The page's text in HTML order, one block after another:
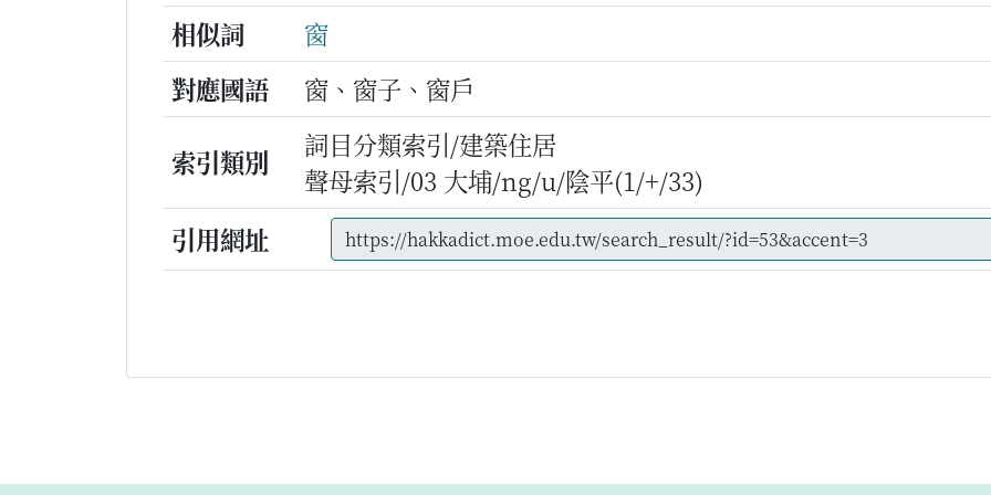
相似詞
窗
對應國語
窗、窗子、窗戶
索引類別
詞目分類索引/建築住居
聲母索引/03 大埔/ng/u/陰平(1/+/33)
引用網址